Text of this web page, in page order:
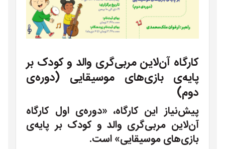
کارگاه آن‌لاین مربی‌گری والد و کودک بر
پایه‌ی بازی‌های موسیقایی (دوره‌ی
دوم)
پیش‌نیاز این کارگاه، «دوره‌ی اول کارگاه
آن‌لاین مربی‌گری والد و کودک بر پایه‌ی
بازی‌های موسیقایی» است.